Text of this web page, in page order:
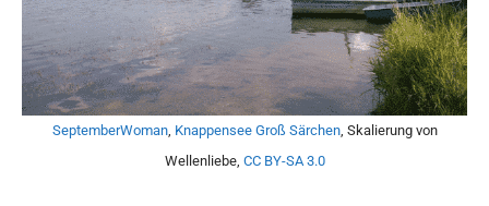
SeptemberWoman, Knappensee Groß Särchen, Skalierung von
Wellenliebe, CC BY-SA 3.0